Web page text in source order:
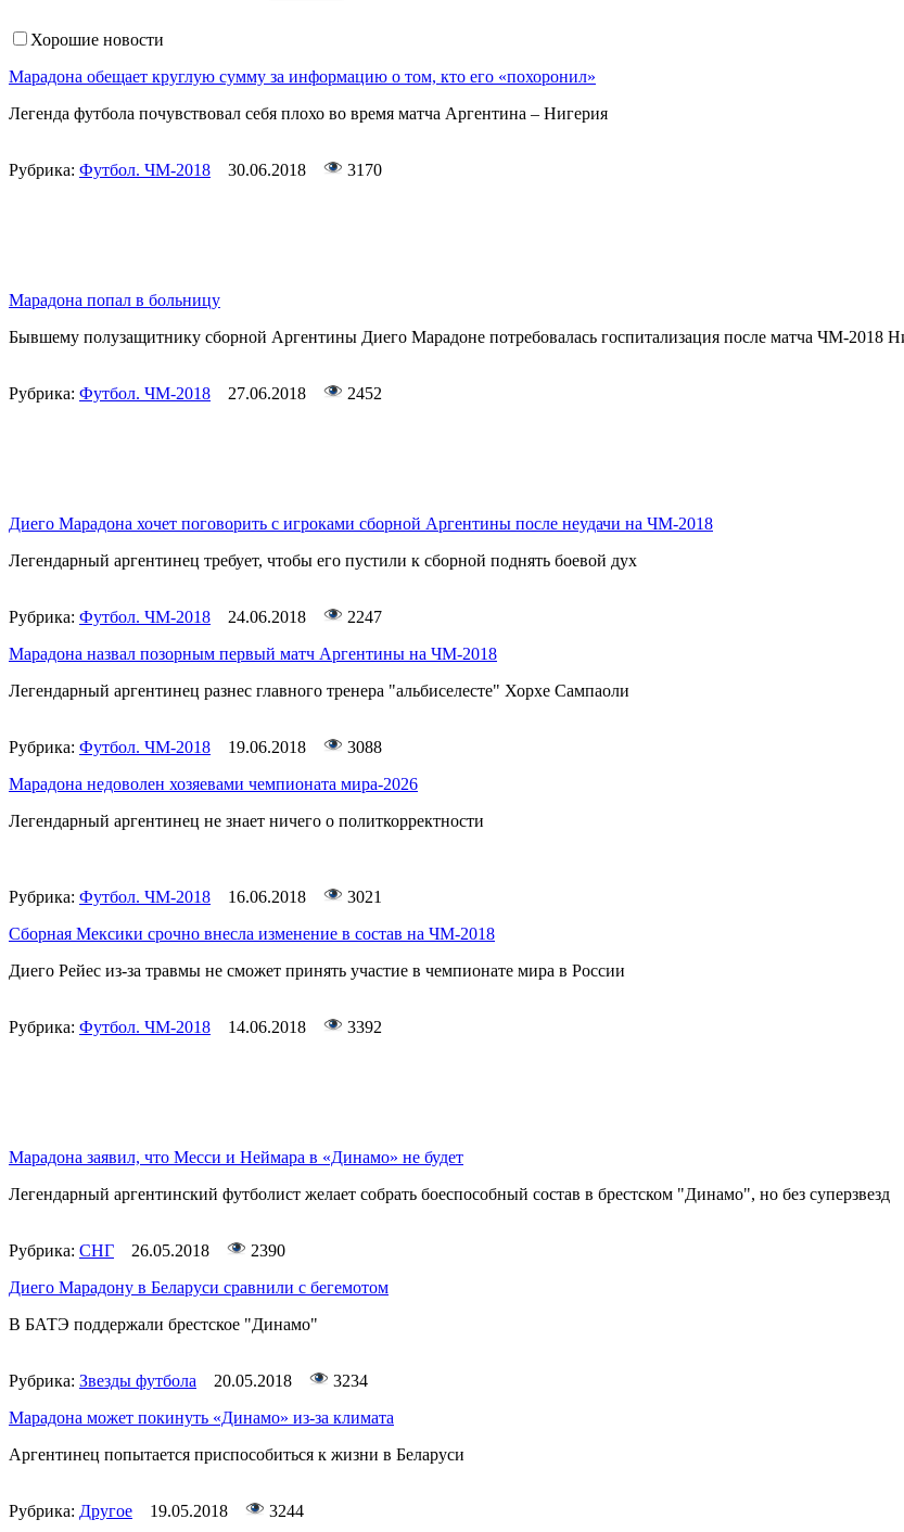
Хорошие новости
Марадона обещает круглую сумму за информацию о том, кто его «похоронил»
Легенда футбола почувствовал себя плохо во время матча Аргентина – Нигерия
Рубрика: Футбол. ЧМ-2018 30.06.2018 3170
Марадона попал в больницу
Бывшему полузащитнику сборной Аргентины Диего Марадоне потребовалась госпитализация после матча ЧМ-2018
Рубрика: Футбол. ЧМ-2018 27.06.2018 2452
Диего Марадона хочет поговорить с игроками сборной Аргентины после неудачи на ЧМ-2018
Легендарный аргентинец требует, чтобы его пустили к сборной поднять боевой дух
Рубрика: Футбол. ЧМ-2018 24.06.2018
2247
Марадона назвал позорным первый матч Аргентины на ЧМ-2018
Легендарный аргентинец разнес главного тренера "альбиселесте" Хорхе Сампаоли
Рубрика: Футбол. ЧМ-2018 19.06.2018
3088
Марадона недоволен хозяевами чемпионата мира-2026
Легендарный аргентинец не знает ничего о политкорректности
Рубрика: Футбол. ЧМ-2018 16.06.2018
3021
Сборная Мексики срочно внесла изменение в состав на ЧМ-2018
Диего Рейес из-за травмы не сможет принять участие в чемпионате мира в России
Рубрика: Футбол. ЧМ-2018 14.06.2018 3392
Марадона заявил, что Месси и Неймара в «Динамо» не будет
Легендарный аргентинский футболист желает собрать боеспособный состав в брестском "Динамо", но без суперзвезд
Рубрика: СНГ 26.05.2018
2390
Диего Марадону в Беларуси сравнили с бегемотом
В БАТЭ поддержали брестское "Динамо"
Рубрика: Звезды футбола 20.05.2018
3234
Марадона может покинуть «Динамо» из-за климата
Аргентинец попытается приспособиться к жизни в Беларуси
Рубрика: Другое 19.05.2018 3244